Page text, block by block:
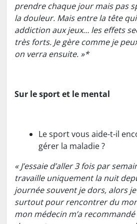
prendre chaque jour mais pas
la douleur. Mais entre la tête
addiction aux jeux… les effets
très forts. Je gère comme je
on verra ensuite. »*
Sur le sport et le mental
Le sport vous aide-t-il
gérer la maladie ?
« J’essaie d’aller 3 fois par
travaille uniquement la nuit
journée souvent je dors, alors je
surtout pour rencontrer du
mon médecin m’a